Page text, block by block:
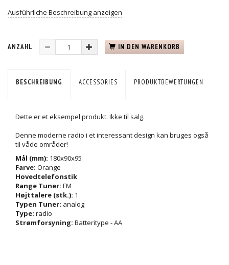
Ausführliche Beschreibung anzeigen
ANZAHL IN DEN WARENKORB
BESCHREIBUNG ACCESSORIES PRODUKTBEWERTUNGEN
Dette er et eksempel produkt. Ikke til salg.
Denne moderne radio i et interessant design kan bruges også
til våde områder!
Mål (mm): 180x90x95
Farve: Orange
Hovedtelefonstik
Range Tuner: FM
Højttalere (stk.): 1
Typen Tuner: analog
Type: radio
Strømforsyning: Batteritype - AA